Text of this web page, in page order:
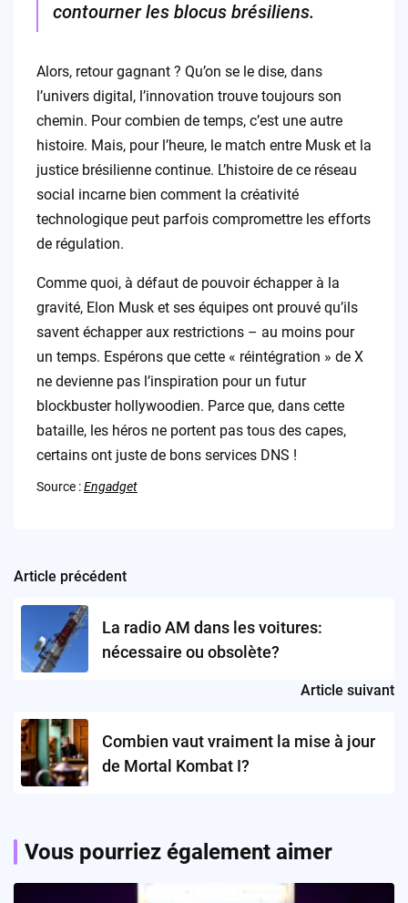
contourner les blocus brésiliens.
Alors, retour gagnant ? Qu’on se le dise, dans
l’univers digital, l’innovation trouve toujours son
chemin. Pour combien de temps, c’est une autre
histoire. Mais, pour l’heure, le match entre Musk et la
justice brésilienne continue. L’histoire de ce réseau
social incarne bien comment la créativité
technologique peut parfois compromettre les efforts
de régulation.
Comme quoi, à défaut de pouvoir échapper à la
gravité, Elon Musk et ses équipes ont prouvé qu’ils
savent échapper aux restrictions – au moins pour
un temps. Espérons que cette « réintégration » de X
ne devienne pas l’inspiration pour un futur
blockbuster hollywoodien. Parce que, dans cette
bataille, les héros ne portent pas tous des capes,
certains ont juste de bons services DNS !
Source :Engadget
Post
navigation
Article précédent
La radio AM dans les voitures:
nécessaire ou obsolète?
Article suivant
Combien vaut vraiment la mise à jour
de Mortal Kombat I?
Vous pourriez également aimer